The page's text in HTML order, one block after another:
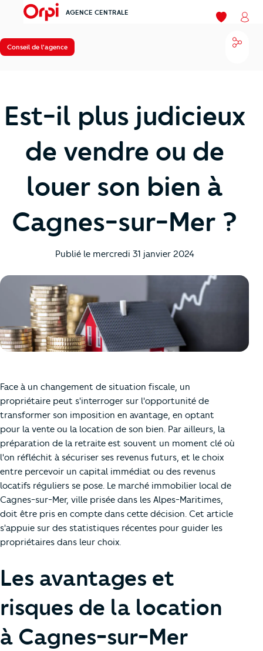
menu AGENCE CENTRALE Mes
Conseil de l'agence
Est-il plus judicieux
de vendre ou de
louer son bien à
Cagnes-sur-Mer ?
Publié le mercredi 31 janvier 2024
Face à un changement de situation fiscale, un
propriétaire peut s'interroger sur l'opportunité de
transformer son imposition en avantage, en optant
pour la vente ou la location de son bien. Par ailleurs, la
préparation de la retraite est souvent un moment clé où
l'on réfléchit à sécuriser ses revenus futurs, et le choix
entre percevoir un capital immédiat ou des revenus
locatifs réguliers se pose. Le marché immobilier local de
Cagnes-sur-Mer, ville prisée dans les Alpes-Maritimes,
doit être pris en compte dans cette décision. Cet article
s'appuie sur des statistiques récentes pour guider les
propriétaires dans leur choix.
Les avantages et
risques de la location
à Cagnes-sur-Mer